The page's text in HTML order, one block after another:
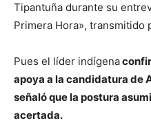
Tipantuña durante su
Primera Hora», transmitido
Pues el líder indígena
apoya a la candidatura de
señaló que la postura
acertada.